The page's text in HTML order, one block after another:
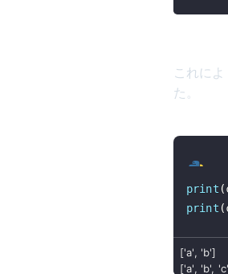
これに
た。
print (
print (
['a', 'b']